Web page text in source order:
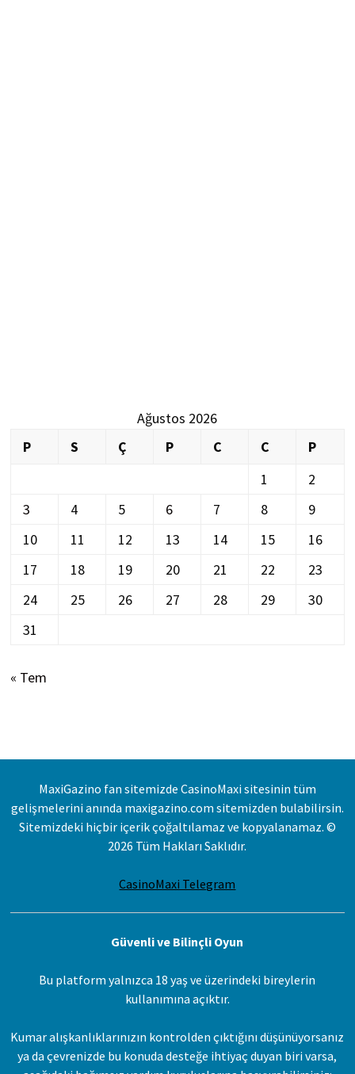
Ağustos 2026
P
S Ç P C C
P
1
2
3
4 5 6 7 8
9
10
11 12 13 14 15
16
17
18 19 20 21 22
23
24
25 26 27 28 29
30
31
« Tem
MaxiGazino fan sitemizde CasinoMaxi sitesinin tüm
gelişmelerini anında maxigazino.com sitemizden bulabilirsin.
Sitemizdeki hiçbir içerik çoğaltılamaz ve kopyalanamaz. ©
2026 Tüm Hakları Saklıdır.
CasinoMaxi Telegram
Güvenli ve Bilinçli Oyun
Bu platform yalnızca 18 yaş ve üzerindeki bireylerin
kullanımına açıktır.
Kumar alışkanlıklarınızın kontrolden çıktığını düşünüyorsanız
ya da çevrenizde bu konuda desteğe ihtiyaç duyan biri varsa,